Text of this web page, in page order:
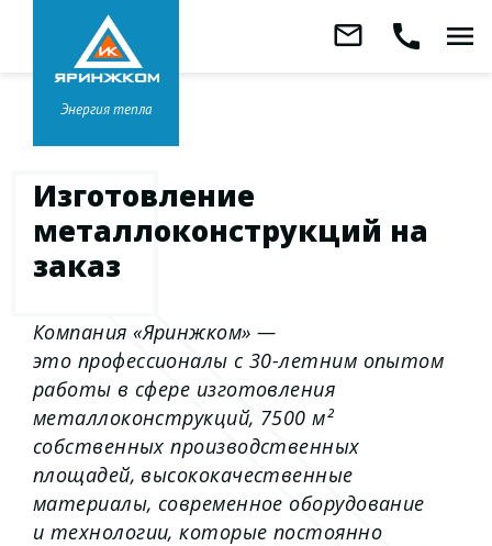
Заказать
Звонок бесплатный
8 800 333-99-01
Головной офис вЯрославле
+7 (4852) 67-96-00
Энергия тепла
mail_outline call menu
Изготовление
металлоконструкций на
заказ
Компания «Яринжком» —
это профессионалы с 30-летним опытом
работы в сфере изготовления
металлоконструкций, 7500 м²
собственных производственных
площадей, высококачественные
материалы, современное оборудование
и технологии, которые постоянно